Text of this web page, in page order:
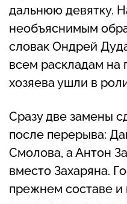
дальнюю девятку.
необъяснимым
словак Ондрей
всем раскладам на
хозяева ушли в
Сразу две замены
после перерыва:
Смолова, а Антон
вместо Захаряна.
прежнем составе